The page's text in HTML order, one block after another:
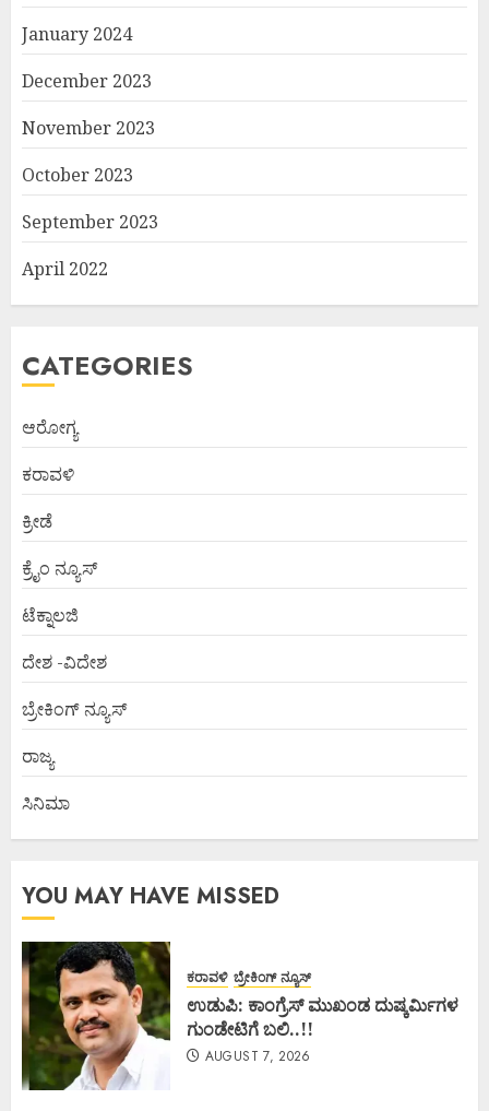
January 2024
December 2023
November 2023
October 2023
September 2023
April 2022
CATEGORIES
ಆರೋಗ್ಯ
ಕರಾವಳಿ
ಕ್ರೀಡೆ
ಕ್ರೈಂ ನ್ಯೂಸ್
ಟೆಕ್ನಾಲಜಿ
ದೇಶ -ವಿದೇಶ
ಬ್ರೇಕಿಂಗ್ ನ್ಯೂಸ್
ರಾಜ್ಯ
ಸಿನಿಮಾ
YOU MAY HAVE MISSED
ಕರಾವಳಿ ಬ್ರೇಕಿಂಗ್ ನ್ಯೂಸ್
ಉಡುಪಿ: ಕಾಂಗ್ರೆಸ್ ಮುಖಂಡ ದುಷ್ಕರ್ಮಿಗಳ
ಗುಂಡೇಟಿಗೆ ಬಲಿ..!!
AUGUST 7, 2026